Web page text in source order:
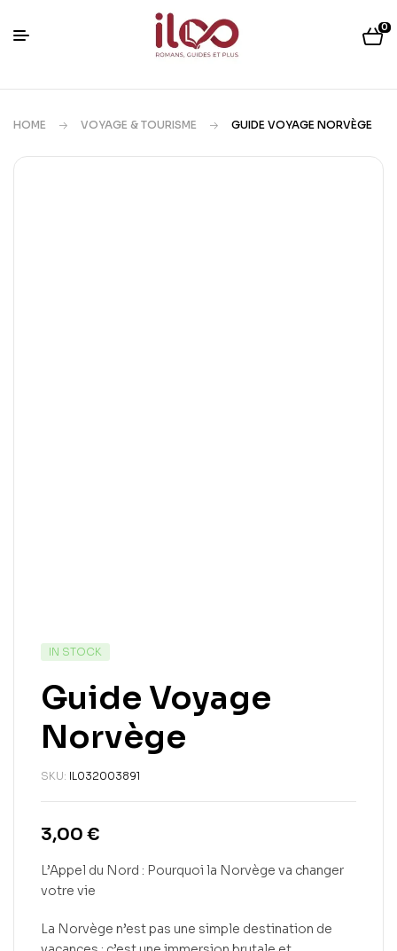
0
HOME VOYAGE & TOURISME GUIDE VOYAGE NORVÈGE
IN STOCK
Guide Voyage
Norvège
SKU: IL032003891
3,00 €
L’Appel du Nord : Pourquoi la Norvège va changer
votre vie
La Norvège n’est pas une simple destination de